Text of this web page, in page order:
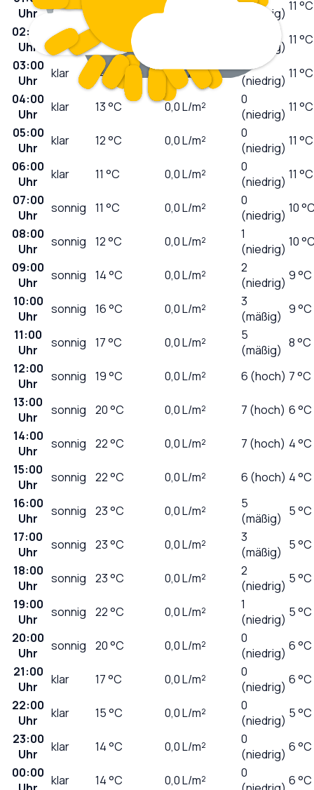
Uhr
wolkig 0,0
(niedrig) 11 °C
02:00
Uhr
klar 14
(niedrig) 11 °C
03:00
Uhr
klar 14°C 0,0L/m²
(niedrig) 11 °C
04:00
Uhr
klar 13°C 0,0L/m²
0
(niedrig) 11 °C
05:00
Uhr
klar 12°C 0,0L/m²
0
(niedrig) 11 °C
06:00
Uhr
klar 11 °C 0,0L/m²
0
(niedrig) 11 °C
07:00
Uhr
sonnig 11 °C 0,0L/m²
0
(niedrig) 10
08:00
Uhr
sonnig 12°C 0,0L/m²
1
(niedrig) 10
09:00
Uhr
sonnig 14°C 0,0L/m²
2
(niedrig) 9 °C
10:00
Uhr
sonnig 16°C 0,0L/m²
3
(mäßig) 9 °C
11:00
Uhr
sonnig 17°C 0,0L/m²
5
(mäßig) 8 °C
12:00
Uhr
sonnig 19°C 0,0L/m² 6 (hoch) 7 °C
13:00
Uhr
sonnig 20°C 0,0L/m² 7 (hoch) 6 °C
14:00
Uhr
sonnig 22°C 0,0L/m² 7 (hoch) 4 °C
15:00
Uhr
sonnig 22°C 0,0L/m² 6 (hoch) 4 °C
16:00
Uhr
sonnig 23°C 0,0L/m²
5
(mäßig) 5 °C
17:00
Uhr
sonnig 23°C 0,0L/m²
3
(mäßig) 5 °C
18:00
Uhr
sonnig 23°C 0,0L/m²
2
(niedrig) 5 °C
19:00
Uhr
sonnig 22°C 0,0L/m²
1
(niedrig) 5 °C
20:00
Uhr
sonnig 20°C 0,0L/m²
0
(niedrig) 6 °C
21:00
Uhr
klar 17°C 0,0L/m²
0
(niedrig) 6 °C
22:00
Uhr
klar 15°C 0,0L/m²
0
(niedrig) 5 °C
23:00
Uhr
klar 14°C 0,0L/m²
0
(niedrig) 6 °C
00:00 klar 14°C 0,0L/m²
0
6 °C